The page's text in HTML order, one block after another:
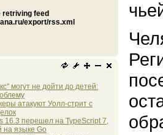
retriving feed
export/rss.xml
могут не дойти до детей:
атакуют Уолл-стрит с
16.3 перешел на TypeScript 7,
на языке Go